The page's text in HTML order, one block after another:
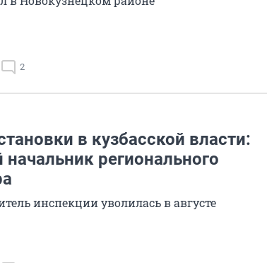
2
в кузбасской власти:
регионального
инспекции уволилась в августе